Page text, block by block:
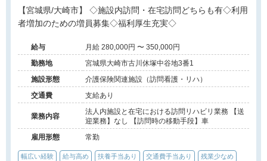
【宮城県/大崎市】 ◇施設内訪問・在宅訪問どちらも有◇利用
者増加のための増員募集◇福利厚生充実◇
給与
月給 280,000円 〜 350,000円
勤務地
宮城県大崎市古川休塚中谷地3番1
施設形態
介護保険関連施設（訪問看護・リハ）
交通費
支給あり
業務内容
法人内施設と在宅における訪問リハビリ業務 【送
迎業務】なし 【訪問時の移動手段】車
雇用形態
常勤
幅広い経験 給与高め 扶養手当あり 交通費手当あり 残業少なめ